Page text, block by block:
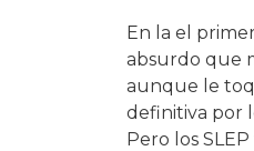
En la el
absurdo que
aunque le
definitiva por
Pero los